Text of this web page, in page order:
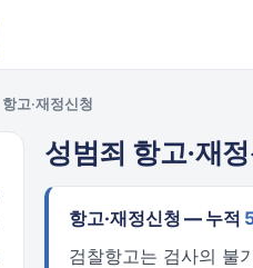
항고·재정신청
성범죄 항고·재
항고·재정신청 — 누적
검찰항고는 검사의 불